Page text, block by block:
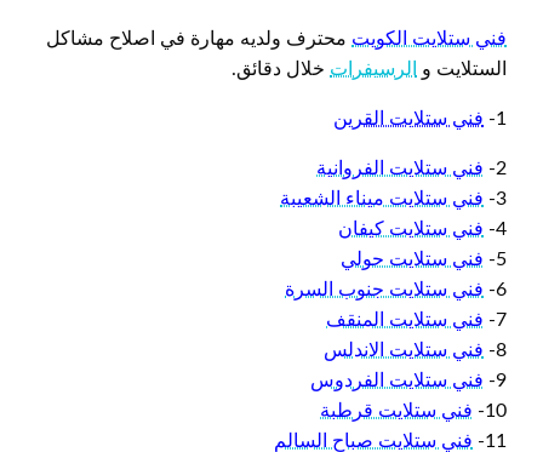
فني ستلايت الكويت محترف ولديه مهارة في اصلاح مشاكل
الستلايت و
الرسيفرات خلال دقائق.
1- فني ستلايت القرين
2-
فني ستلايت الفروانية
3-
فني ستلايت ميناء الشعيبة
4-
فني ستلايت كيفان
5-
فني ستلايت حولي
6-
فني ستلايت جنوب السرة
7-
فني ستلايت المنقف
8-
فني ستلايت الاندلس
9-
فني ستلايت الفردوس
10-
فني ستلايت قرطبة
11-
فني ستلايت صباح السالم